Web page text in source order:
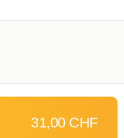
31,00 CHF